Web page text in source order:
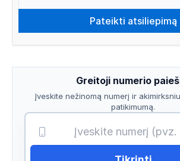
Greitoji numerio
Įveskite nežinomą numerį ir
patikimumą.